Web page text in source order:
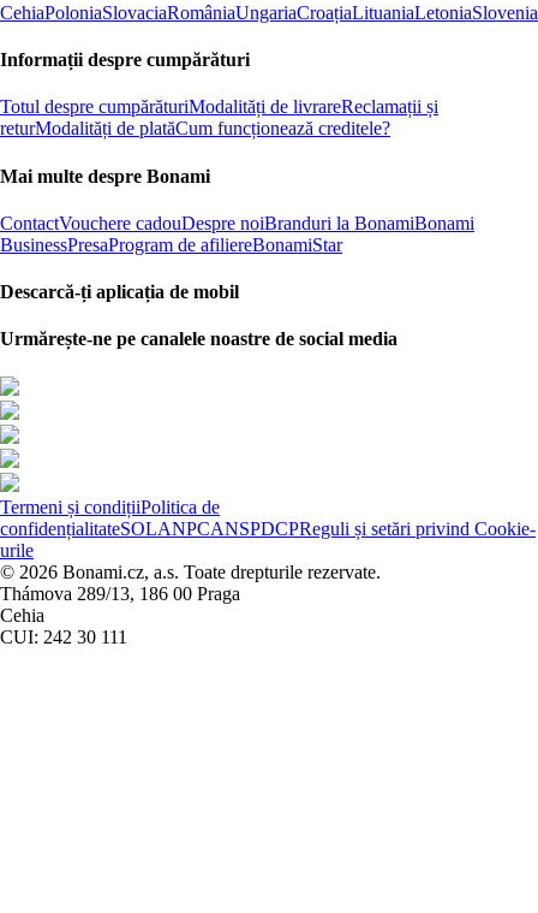
CehiaPoloniaSlovaciaRomâniaUngariaCroațiaLituaniaLetoniaSlovenia
Informații despre cumpărături
Totul despre cumpărăturiModalități de livrareReclamații și
returModalități de platăCum funcționează creditele?
Mai multe despre Bonami
ContactVouchere cadouDespre noiBranduri la BonamiBonami
BusinessPresaProgram de afiliereBonamiStar
Descarcă-ți aplicația de mobil
Urmărește-ne pe canalele noastre de social media
Termeni și condițiiPolitica de
confidențialitateSOLANPCANSPDCPReguli și setări privind Cookie-
urile
© 2026 Bonami.cz, a.s. Toate drepturile rezervate.
Thámova 289/13, 186 00 Praga
Cehia
CUI: 242 30 111